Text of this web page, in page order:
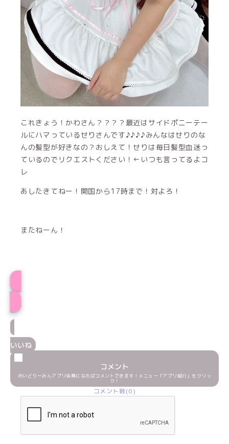
これきょう！かわさん？？？？最近はサイドポニーテー
ルにハマっているせりさんです♪♪♪♪みんなはせりのな
んの髪型が好きなの？おしえて！せりは毎日髪型血迷っ
ているのでリクエストください！←いつも言ってるよコ
レ
あしたきてねー！開国から17時まで！対よろ！
またねーん！
いいね
コメント
めいどりーみんアプリ会員になればコメントできます！メニュー「アプリ紹介」をクリッ
ク！
コメント数(0)